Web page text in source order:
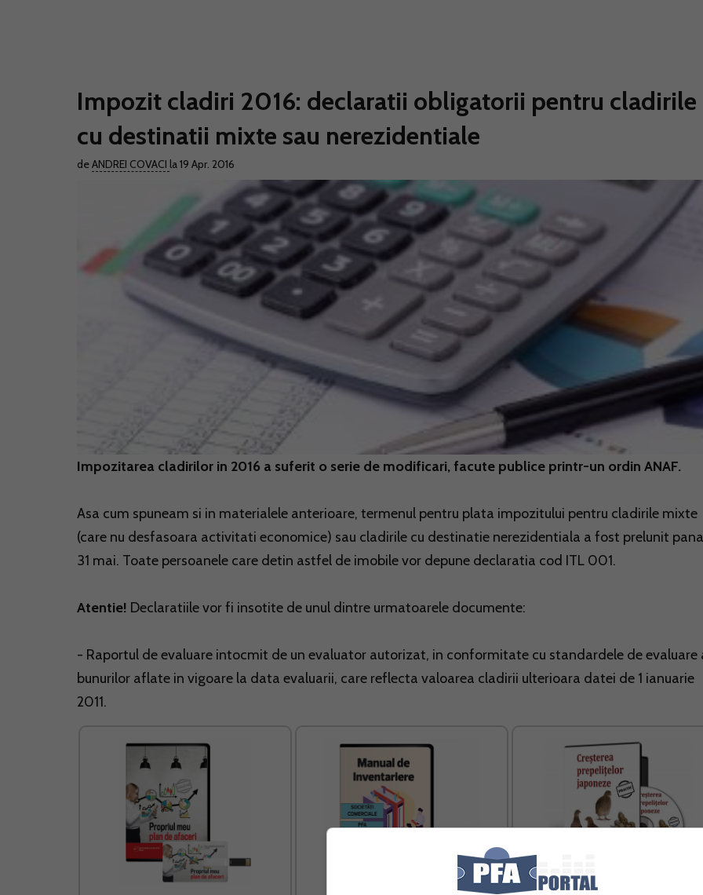
Impozit cladiri 2016: declaratii obligatorii pentru cladirile
cu destinatii mixte sau nerezidentiale
deANDREI COVACI la 19 Apr. 2016
Impozitarea cladirilor in 2016 a suferit o serie de modificari, facute publice printr-un ordin ANAF.
Asa cum spuneam si in materialele anterioare, termenul pentru plata impozitului pentru cladirile mixte
(care nu desfasoara activitati economice) sau cladirile cu destinatie nerezidentiala a fost prelunit
31 mai. Toate persoanele care detin astfel de imobile vor depune declaratia cod ITL 001.
Atentie! Declaratiile vor fi insotite de unul dintre urmatoarele documente:
- Raportul de evaluare intocmit de un evaluator autorizat, in conformitate cu standardele de evaluare
bunurilor aflate in vigoare la data evaluarii, care reflecta valoarea cladirii ulterioara datei de 1 ianuarie
2011.